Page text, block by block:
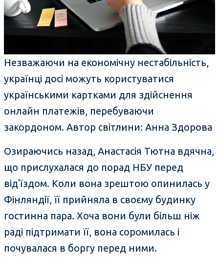
Незважаючи на економічну нестабільність,
українці досі можуть користуватися
українськими картками для здійснення
онлайн платежів, перебуваючи
закордоном. Автор світлини: Анна Здорова
Озираючись назад, Анастасія Тютна вдячна,
що прислухалася до порад НБУ перед
від'їздом. Коли вона зрештою опинилась у
Фінляндії, її прийняла в своєму будинку
гостинна пара. Хоча вони були більш ніж
раді підтримати її, вона соромилась і
почувалася в боргу перед ними.